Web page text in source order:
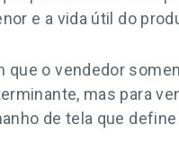
e a vida útil do
que o vendedor
mas para
de tela que